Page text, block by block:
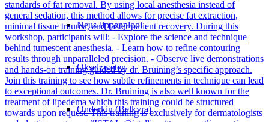
Neus-lippenplooi
Okselzweten
Onderkin (Belkyra)